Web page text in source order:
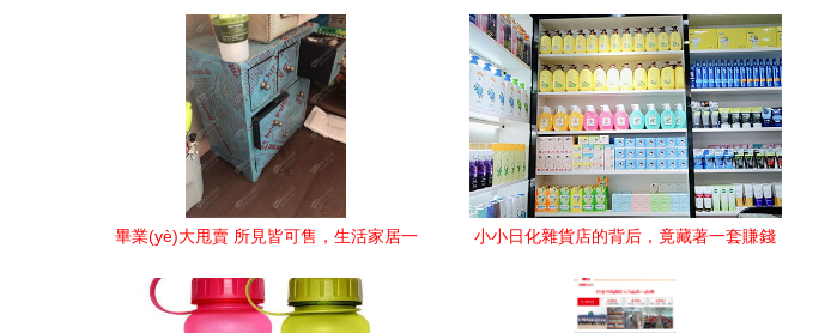
畢業(yè)大甩賣 所見皆可售，生活家居一
小小日化雜貨店的背后，竟藏著一套賺錢